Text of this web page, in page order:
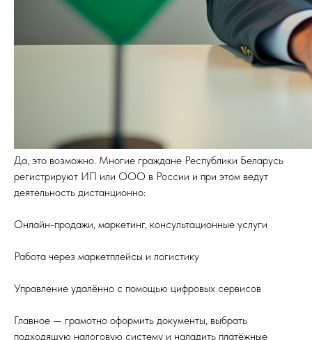
Да, это возможно. Многие граждане Республики Беларусь
регистрируют ИП или ООО в России и при этом ведут
деятельность дистанционно:
Онлайн-продажи, маркетинг, консультационные услуги
Работа через маркетплейсы и логистику
Управление удалённо с помощью цифровых сервисов
Главное — грамотно оформить документы, выбрать
подходящую налоговую систему и наладить платёжные